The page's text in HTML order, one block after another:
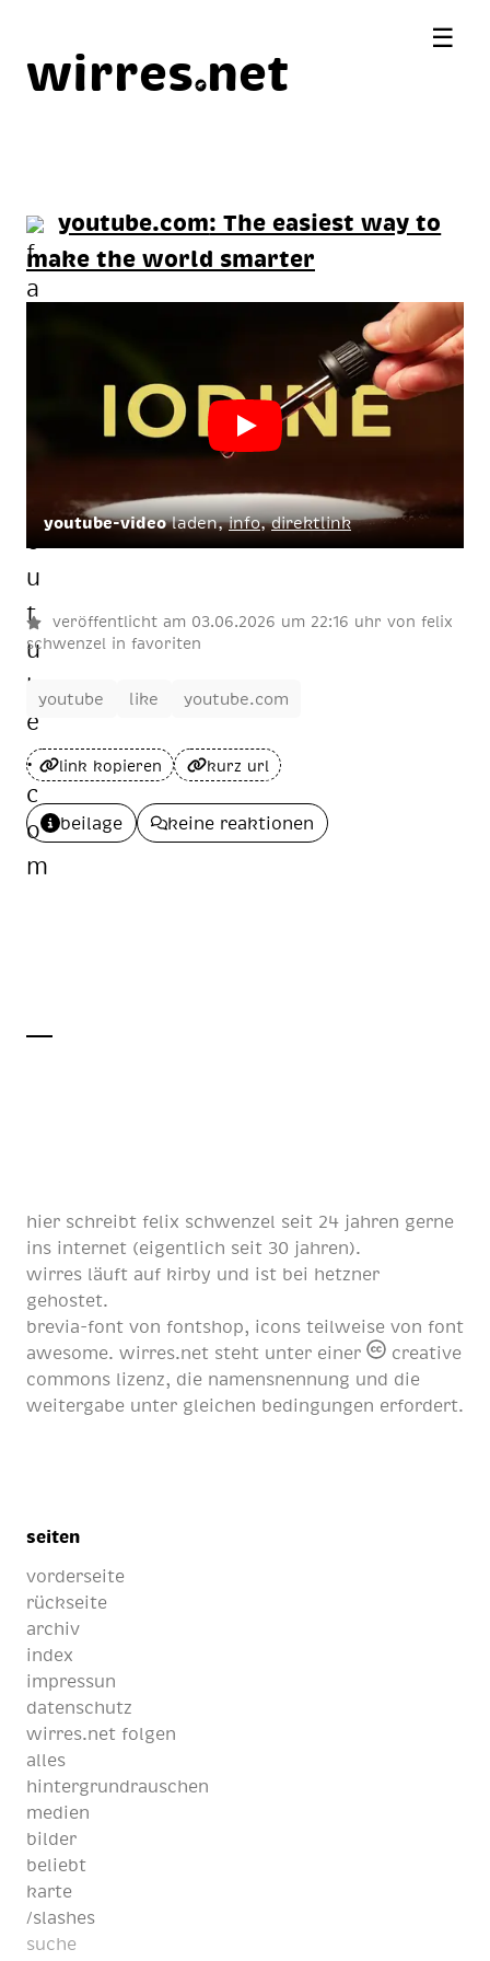
wirres net
youtube.com: The easiest way to
make the world smarter
youtube-videoladen,info,direktlink
veröffentlicht am 03 06 2026 um 22:16 uhr vonfelix
schwenzel in favoriten
youtube like youtube.com
link kopieren kurz url
beilage keine reaktionen
hier schreibt felix schwenzel seit 24 jahren gerne
ins internet (eigentlich seit 30 jahren).
wirres läuft auf kirby und ist bei hetzner
gehostet.
brevia-font von fontshop, icons teilweise von font
awesome. wirres.net steht unter einer
creative
commons lizenz, die namensnennung und die
weitergabe unter gleichen bedingungen erfordert.
seiten
vorderseite
rückseite
archiv
index
impressun
datenschutz
wirres.net folgen
alles
hintergrundrauschen
medien
bilder
beliebt
karte
/slashes
☰